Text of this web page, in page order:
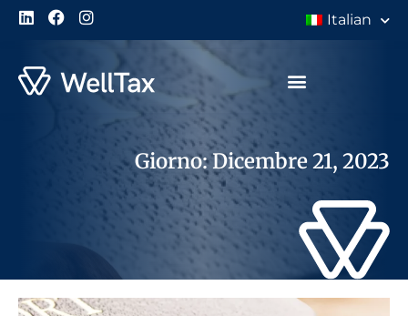
Italian
Giorno: Dicembre 21, 2023